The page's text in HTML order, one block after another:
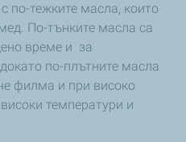
по-тежките масла, които
По-тънките масла са
време и за
по-плътните масла
филма и при високо
температури и